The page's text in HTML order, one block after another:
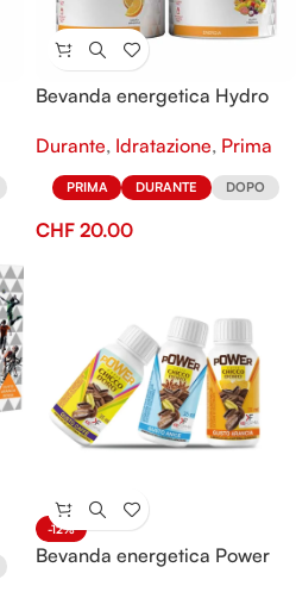
Bevanda energetica Hydro
Durante, Idratazione, Prima
PRIMA DURANTE DOPO
CHF 20.00
-12%
Bevanda energetica Power